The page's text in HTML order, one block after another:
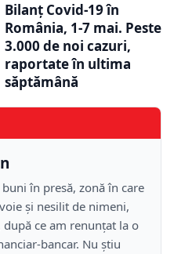
Bilanț Covid-19 în
România, 1-7 mai. Peste
3.000 de noi cazuri,
raportate în ultima
săptămână
în presă, zonă în care
și nesilit de nimeni,
ce am renunțat la o
bancar. Nu știu